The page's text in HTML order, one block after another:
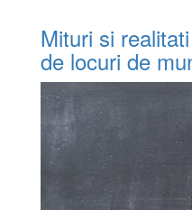
Mituri si
de locuri de